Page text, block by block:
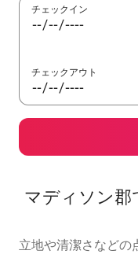
チェックイン
チェックアウト
マディソン郡
立地や清潔さなどの